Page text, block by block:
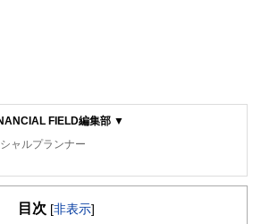
FIELD編集部 ▼
ャルプランナー
編集部は、金融、経済に関する記事を、日々
方でも理解できるようわかりやすく発信していま
目次 [非表示]